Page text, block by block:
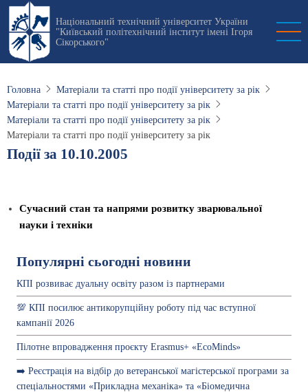
Перейти
основного
вмісту
Національний технічний університет України
"Київський політехнічний інститут імені Ігоря
Сікорського"
Головна
Матеріали та статті про події університету за рік
Матеріали та статті про події університету за рік
Матеріали та статті про події університету за рік
Матеріали та статті про події університету за рік
Події за 10.10.2005
Сучасний стан та напрями розвитку зварювальної
науки і техніки
Популярні сьогодні новини
КПІ розвиває дуальну освіту разом із партнерами
💯 КПІ посилює антикорупційну роботу під час вступної
кампанії 2026
Пілотне впровадження проєкту Erasmus+ «EcoMinds»
➡️ Реєстрація на відбір до ветеранської магістерської програми за
спеціальностями «Прикладна механіка» та «Біомедична